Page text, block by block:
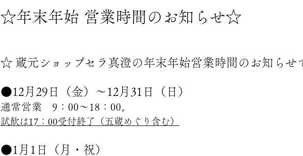
☆年末年始 営業時間のお知らせ☆
☆ 蔵元ショップセラ真澄の年末年始営業時間のお知ら
●12月29日（金）～12月31日（日）
通常営業 9：00～18：00。
試飲は17：00受付終了（五蔵めぐり含む）
●1月1日（月・祝）